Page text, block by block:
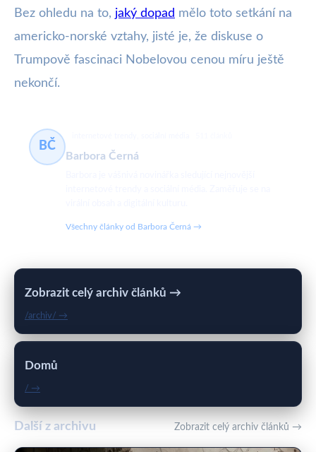
Bez ohledu na to, jaký dopad mělo toto setkání na
americko-norské vztahy, jisté je, že diskuse o
Trumpově fascinaci Nobelovou cenou míru ještě
nekončí.
BČ
Barbora Černá
Všechny články od Barbora Černá →
Zobrazit celý archiv článků →
/archiv/ →
Domů
/ →
Další z archivu Zobrazit celý archiv článků →